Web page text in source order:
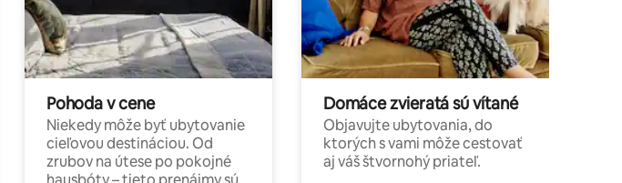
Pohoda v cene
Niekedy môže byť ubytovanie
cieľovou destináciou. Od
zrubov na útese po pokojné
Domáce zvieratá sú vítané
Objavujte ubytovania, do
ktorých s vami môže cestovať
aj váš štvornohý priateľ.